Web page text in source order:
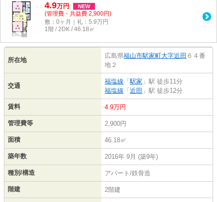
4.9万円 NEW
(管理費・共益費 2,900円)
敷：0ヶ月｜礼：5.9万円
1階 / 2DK / 46.18㎡
所在地
広島県福山市駅家町大字近田 ６４番
地２
交通
福塩線 「駅家 」駅 徒歩11分
福塩線 「 近田 」駅 徒歩12分
賃料 4.9万円
管理費等 2,900円
面積 46.18㎡
築年数 2016年 9月 (築9年)
種別/構造 アパート/鉄骨造
階建 2階建